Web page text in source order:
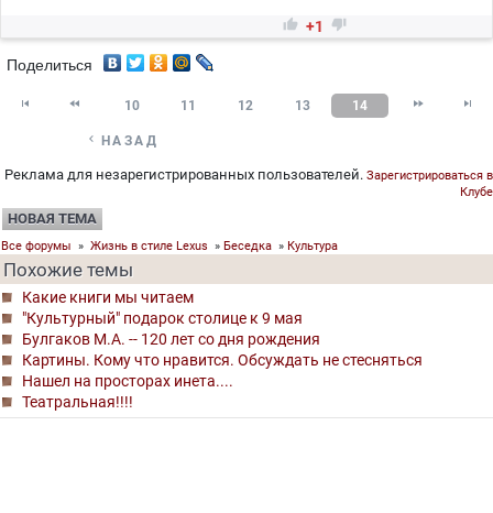
 +1 
Поделиться
  10 11 12 13 14  
 НАЗАД
Реклама для незарегистрированных пользователей. Зарегистрироваться в
Клубе
НОВАЯ ТЕМА
Все форумы » Жизнь в стиле Lexus » Беседка » Культура
Похожие темы
Какие книги мы читаем
"Культурный" подарок столице к 9 мая
Булгаков М.А. -- 120 лет со дня рождения
Картины. Кому что нравится. Обсуждать не стесняться
Нашел на просторах инета....
Театральная!!!!